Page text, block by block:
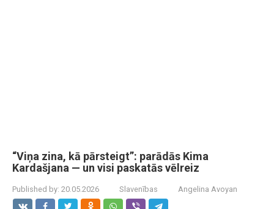
“Viņa zina, kā pārsteigt”: parādās Kima
Kardašjana — un visi paskatās vēlreiz
Published by: 20.05.2026 Slavenības Angelina Avoyan